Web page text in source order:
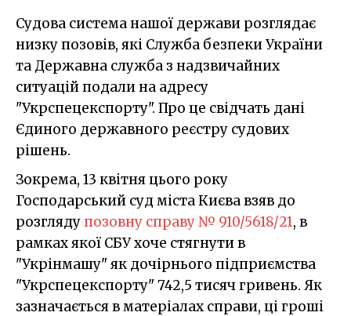
Судова система нашої держави розглядає
низку позовів, які Служба безпеки України
та Державна служба з надзвичайних
ситуацій подали на адресу
"Укрспецекспорту". Про це свідчать дані
Єдиного державного реєстру судових
рішень.
Зокрема, 13 квітня цього року
Господарський суд міста Києва взяв до
розглядупозовну справу № 910/5618/21, в
рамках якої СБУ хоче стягнути в
"Укрінмашу" як дочірнього підприємства
"Укрспецекспорту" 742,5 тисяч гривень. Як
зазначається в матеріалах справи, ці гроші